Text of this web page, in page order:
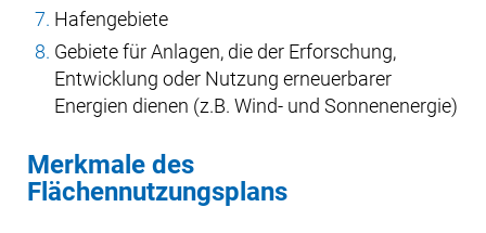
Hafengebiete
Gebiete für Anlagen, die der Erforschung,
Entwicklung oder Nutzung erneuerbarer
Energien dienen (z.B. Wind- und Sonnenenergie)
Merkmale des
Flächennutzungsplans